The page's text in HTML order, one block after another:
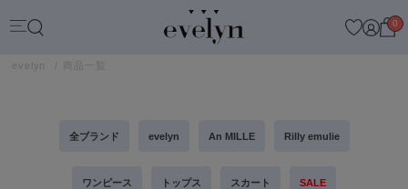
0
evelyn 商品一覧
全ブランド evelyn An MILLE Rilly emulie
ワンピース トップス スカート SALE